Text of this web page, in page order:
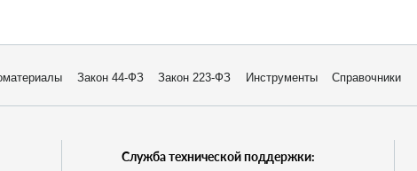
Закон 44-ФЗ Закон 223-ФЗ Инструменты Справочники
Служба технической поддержки: